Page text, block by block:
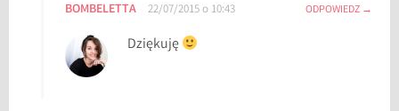
BOMBELETTA 22/07/2015 o 10:43 ODPOWIEDZ
Dziękuję